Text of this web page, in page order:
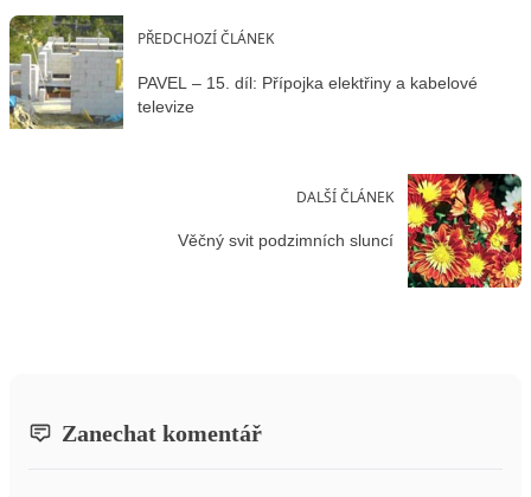
PŘEDCHOZÍ ČLÁNEK
PAVEL – 15. díl: Přípojka elektřiny a kabelové
televize
DALŠÍ ČLÁNEK
Věčný svit podzimních sluncí
Zanechat komentář